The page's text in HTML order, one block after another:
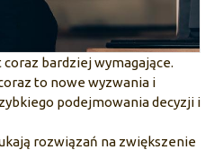
bardziej wymagające.
to nowe wyzwania i
podejmowania decyzji i
rozwiązań na zwiększenie